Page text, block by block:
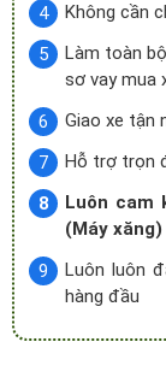
Không cần
Làm toàn
sơ vay mua
Giao xe tận
Hỗ trợ trọn
Luôn cam
(Máy
Luôn luôn
hàng đầu